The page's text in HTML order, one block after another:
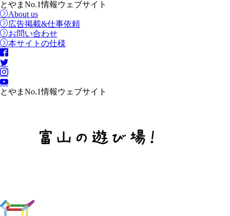
とやまNo.1情報ウェブサイト
About us
広告掲載&仕事依頼
お問い合わせ
本サイトの仕様
とやまNo.1情報ウェブサイト